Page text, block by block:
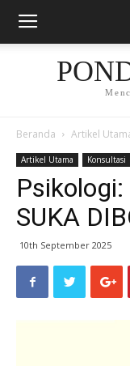
Beranda Artikel
Artikel Utama Konsultasi
SUKA
10th September 2025